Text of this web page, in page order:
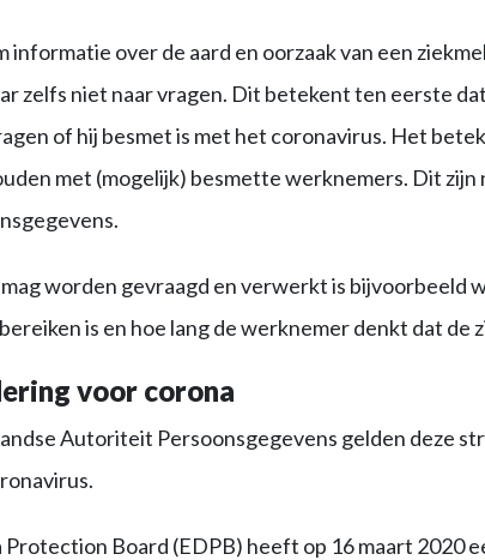
informatie over de aard en oorzaak van een
zelfs niet naar vragen. Dit betekent ten eerste
of hij besmet is met het coronavirus. Het
met (mogelijk) besmette werknemers. Dit zijn
worden gevraagd en verwerkt is bijvoorbeeld
is en hoe lang de werknemer denkt dat de
voor corona
Autoriteit Persoonsgegevens gelden deze
Board (EDPB) heeft op 16 maart 2020